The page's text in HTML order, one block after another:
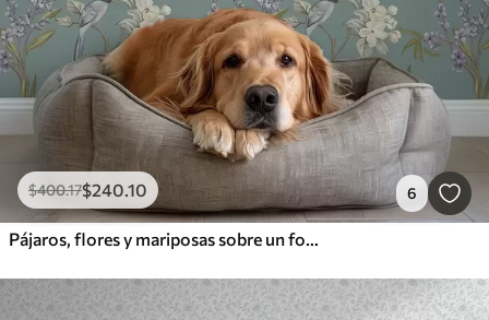
$400.17$240.10 6
Pájaros, flores y mariposas sobre un fondo azul grisáceo